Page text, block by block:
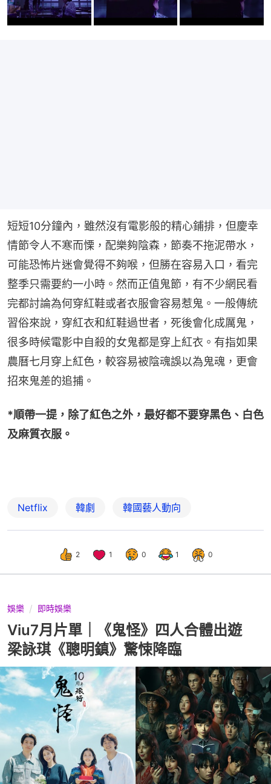
短短10分鐘內，雖然沒有電影般的精心鋪排，但慶幸
情節令人不寒而慄，配樂夠陰森，節奏不拖泥帶水，
可能恐怖片迷會覺得不夠喉，但勝在容易入口，看完
整季只需要約一小時。然而正值鬼節，有不少網民看
完都討論為何穿紅鞋或者衣服會容易惹鬼。一般傳統
習俗來說，穿紅衣和紅鞋過世者，死後會化成厲鬼，
很多時候電影中自殺的女鬼都是穿上紅衣。有指如果
農曆七月穿上紅色，較容易被陰魂誤以為鬼魂，更會
招來鬼差的追捕。
*順帶一提，除了紅色之外，最好都不要穿黑色、白色
及麻質衣服。
Netflix 韓劇 韓國藝人動向
2 1 0 1 0
娛樂 即時娛樂
Viu7月片單｜《鬼怪》四人合體出遊
梁詠琪《聰明鎮》驚悚降臨